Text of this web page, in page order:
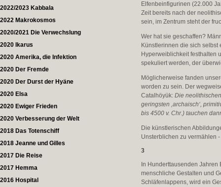
2022/2023 Kabbala
2022 Makrokosmos
2020/2021 Die Verwechslung
2020 Ikarus
2020 Amerika, die Infektion
2020 Der Fremde
2020 Der Durst der Hyäne
2020 Elsa
2020 Ewiger Frieden
2020 Verbesserung der Welt
2018 Das Totenschiff
2018 Jeanne und Gilles
2017 Die Reise
2017 Hemma
2016 Hospital
Elfenbeinfigurinen (22.000
Zeit bereits nach der
sein, im Zentrum steht der
Wer hat sie geschaffen?
Künstlerinnen die sich
Hyperweiblichkeit festhalten
spekuliert werden, der
Möglicherweise fanden
worden zu sein. Der
Catalhöyük:Die
geringsten ,archaisch‘,
bis 4500 v. Chr.) tauchen
Die künstlerischen
Unsterblichen zu vermählen
3
In Hunderttausenden
menschliche Gestalten und
Schläfenlappens, wird ein